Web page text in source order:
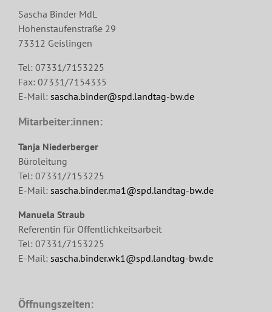
Sascha Binder MdL
Hohenstaufenstraße 29
73312 Geislingen
Tel: 07331/7153225
Fax: 07331/7154335
E-Mail: sascha.binder@spd.landtag-bw.de
Mitarbeiter:innen:
Tanja Niederberger
Büroleitung
Tel: 07331/7153225
E-Mail: sascha.binder.ma1@spd.landtag-bw.de
Manuela Straub
Referentin für Öffentlichkeitsarbeit
Tel: 07331/7153225
E-Mail: sascha.binder.wk1@spd.landtag-bw.de
Öffnungszeiten: